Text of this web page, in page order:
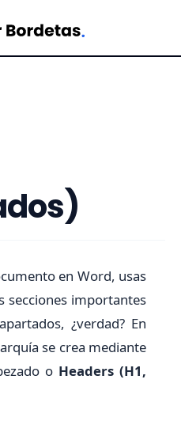
en Word, usas
secciones importantes
¿verdad? En
se crea mediante
o Headers (H1,